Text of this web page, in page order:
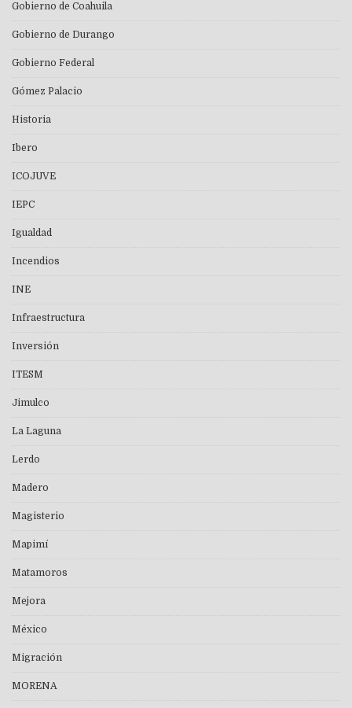
Gobierno de Coahuila
Gobierno de Durango
Gobierno Federal
Gómez Palacio
Historia
Ibero
ICOJUVE
IEPC
Igualdad
Incendios
INE
Infraestructura
Inversión
ITESM
Jimulco
La Laguna
Lerdo
Madero
Magisterio
Mapimí
Matamoros
Mejora
México
Migración
MORENA